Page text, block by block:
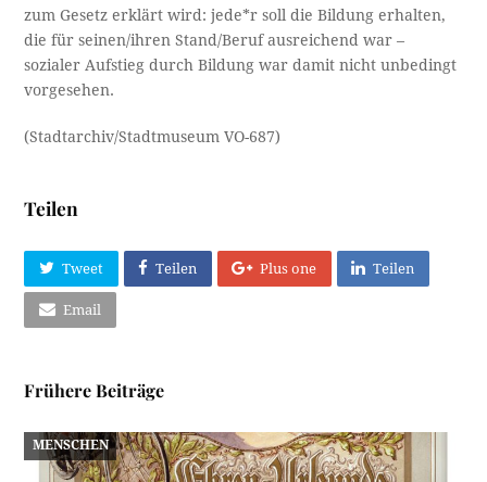
zum Gesetz erklärt wird: jede*r soll die Bildung erhalten,
die für seinen/ihren Stand/Beruf ausreichend war –
sozialer Aufstieg durch Bildung war damit nicht unbedingt
vorgesehen.
(Stadtarchiv/Stadtmuseum VO-687)
Teilen
Tweet Teilen Plus one Teilen
Email
Frühere Beiträge
MENSCHEN